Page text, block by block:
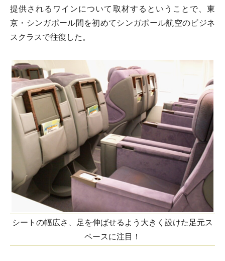
提供されるワインについて取材するということで、東
京・シンガポール間を初めてシンガポール航空のビジネ
スクラスで往復した。
シートの幅広さ、足を伸ばせるよう大きく設けた足元ス
ペースに注目！